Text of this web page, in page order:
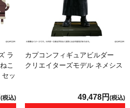
ラ
こ
ッ
(税込)
カプコンフィギュアビルダー
クリエイターズモデル ネメシス
49,478円 (税込)